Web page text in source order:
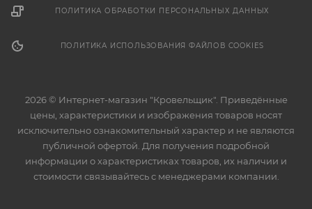
ПОЛИТИКА ОБРАБОТКИ ПЕРСОНАЛЬНЫХ ДАННЫХ
ПОЛИТИКА ИСПОЛЬЗОВАНИЯ ФАЙЛОВ COOKIES
2026 © Интернет-магазин "Кровельщик". Приведённые
цены, характеристики и изображения товаров носят
исключительно ознакомительный характер и не являются
публичной офертой. Для получения подробной
информации о характеристиках товаров, их наличии и
стоимости связывайтесь с менеджерами компании.